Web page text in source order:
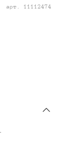
арт. 11112474